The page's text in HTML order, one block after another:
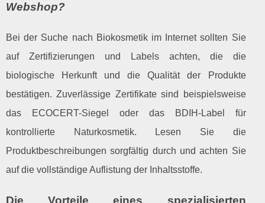
Webshop?
Bei der Suche nach Biokosmetik im Internet sollten Sie
auf Zertifizierungen und Labels achten, die die
biologische Herkunft und die Qualität der Produkte
bestätigen. Zuverlässige Zertifikate sind beispielsweise
das ECOCERT-Siegel oder das BDIH-Label für
kontrollierte Naturkosmetik. Lesen Sie die
Produktbeschreibungen sorgfältig durch und achten Sie
auf die vollständige Auflistung der Inhaltsstoffe.